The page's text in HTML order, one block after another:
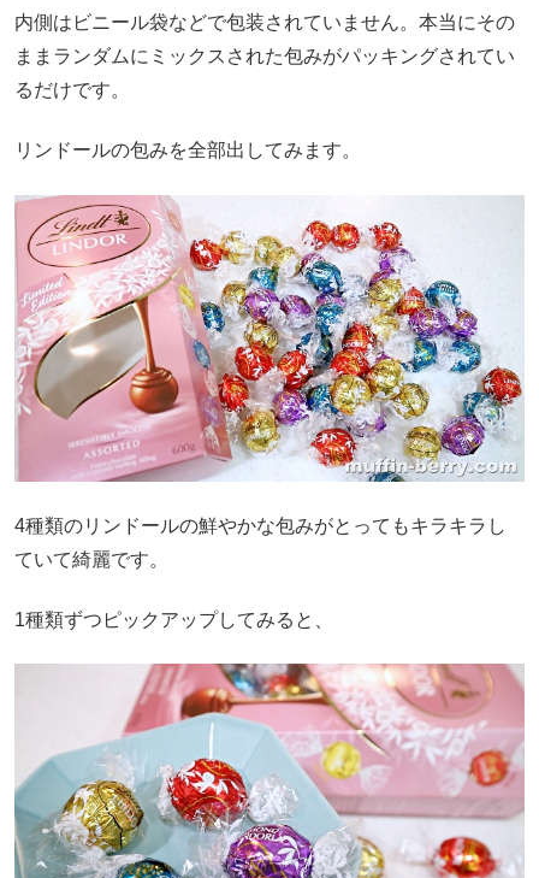
内側はビニール袋などで包装されていません。本当にその
ままランダムにミックスされた包みがパッキングされてい
るだけです。
リンドールの包みを全部出してみます。
4種類のリンドールの鮮やかな包みがとってもキラキラし
ていて綺麗です。
1種類ずつピックアップしてみると、